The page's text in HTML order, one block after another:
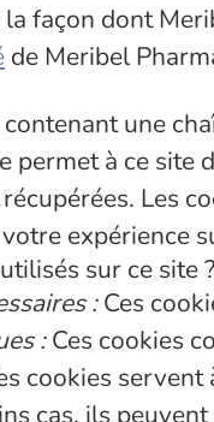
façon dont
de Meribel
une
permet à ce
Les
expérience
sur ce site ?
:Ces
:Ces cookies
cookies servent
cas, ils